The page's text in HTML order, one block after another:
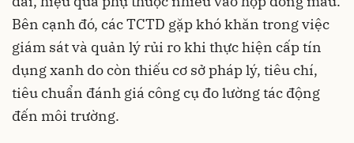
Bên cạnh đó, các TCTD gặp khó khăn trong việc
giám sát và quản lý rủi ro khi thực hiện cấp tín
dụng xanh do còn thiếu cơ sở pháp lý, tiêu chí,
tiêu chuẩn đánh giá công cụ đo lường tác động
đến môi trường.